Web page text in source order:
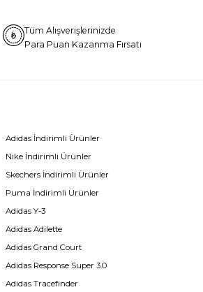
Tüm Alışverişlerinizde
Para Puan Kazanma Fırsatı
Adidas İndirimli Ürünler
Nike İndirimli Ürünler
Skechers İndirimli Ürünler
Puma İndirimli Ürünler
Adidas Y-3
Adidas Adilette
Adidas Grand Court
Adidas Response Super 3.0
Adidas Tracefinder